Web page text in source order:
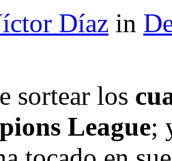
Díaz in
sortear los
League;